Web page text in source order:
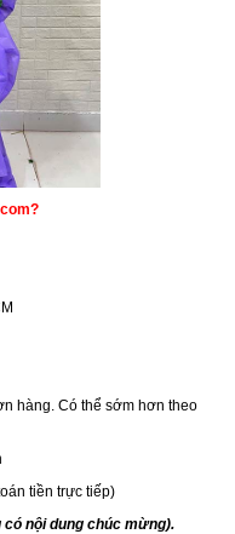
hàng. Có thể sớm hơn theo
tiền trực tiếp)
có nội dung chúc mừng).